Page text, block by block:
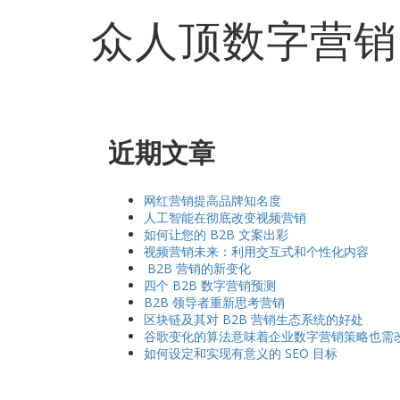
众人顶数字营销
近期文章
网红营销提高品牌知名度
人工智能在彻底改变视频营销
如何让您的 B2B 文案出彩
视频营销未来：利用交互式和个性化内容
B2B 营销的新变化
四个 B2B 数字营销预测
B2B 领导者重新思考营销
区块链及其对 B2B 营销生态系统的好处
谷歌变化的算法意味着企业数字营销策略也需
如何设定和实现有意义的 SEO 目标